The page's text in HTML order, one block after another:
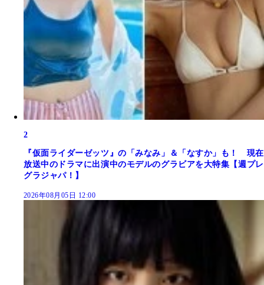
2
『仮面ライダーゼッツ』の「みなみ」＆「なすか」も！ 現在
放送中のドラマに出演中のモデルのグラビアを大特集【週プレ
グラジャパ！】
2026年08月05日 12:00